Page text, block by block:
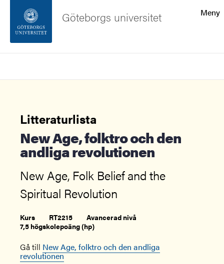
Sidfoten
Meny
Göteborgs universitet
Litteraturlista
New Age, folktro och den
andliga revolutionen
New Age, Folk Belief and the
Spiritual Revolution
Kurs RT2215
Avancerad nivå
7,5 högskolepoäng (hp)
Gå till New Age, folktro och den andliga
revolutionen